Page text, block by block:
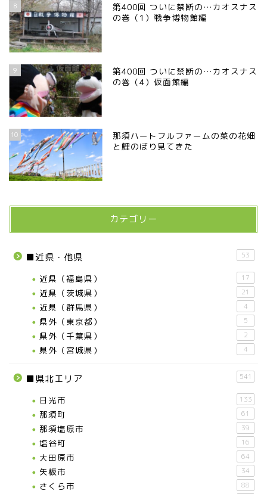
8
第400回 ついに禁断の…カオスナス
の巻（1）戦争博物館編
9
第400回 ついに禁断の…カオスナス
の巻（4）仮面館編
10
那須ハートフルファームの菜の花畑
と鯉のぼり見てきた
カテゴリー
■近県・他県 53
近県（福島県） 17
近県（茨城県） 21
近県（群馬県） 4
県外（東京都） 5
県外（千葉県） 2
県外（宮城県） 4
■県北エリア 541
日光市 133
那須町 61
那須塩原市 39
塩谷町 16
大田原市 64
矢板市 34
さくら市 88
メディア情報
日光市